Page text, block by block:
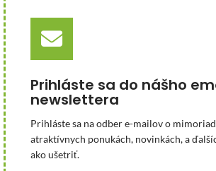
Prihláste sa do nášho
newslettera
Prihláste sa na odber e-mailov o
atraktívnych ponukách, novinkách, a
ako ušetriť.